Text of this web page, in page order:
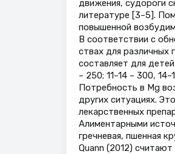
движения, судороги
литературе [3–5].
повышенной
В соответствии с
ствах для различных
составляет для
– 250; 11–14 – 300,
Потребность в Mg
других ситуациях.
лекарственных
Алиментарными
гречневая, пшенная
Quann (2012)